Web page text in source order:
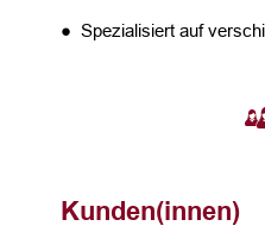
● Spezialisiert auf
Kunden(innen)